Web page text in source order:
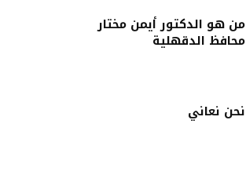
من هو الدكتور أيمن مختار
محافظ الدقهلية
نحن نعاني